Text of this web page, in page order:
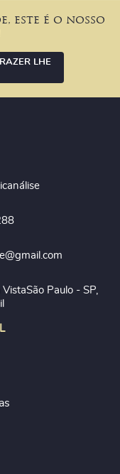
este é o nosso
LHE
Paulo - SP,